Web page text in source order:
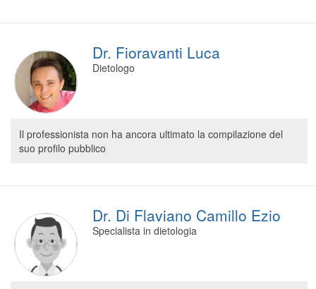
Segreteria virtuale
Teleconsulto
Dr. Fioravanti Luca
Dietologo
Il professionista non ha ancora ultimato la compilazione del
suo profilo pubblico
Dr. Di Flaviano Camillo Ezio
Specialista in dietologia